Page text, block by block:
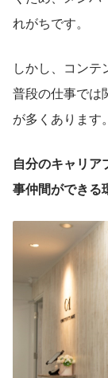
れがちです。
しかし、コンテ
普段の仕事では
が多くあります。
自分のキャリア
事仲間ができる